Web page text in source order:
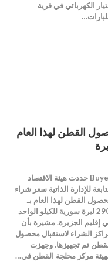
الكهربائي في قرية
القطن لهذا العام
Buyer حددت هيئة الاقتصاد
للإدارة الذاتية سعر شراء
القطن لهذا العام بـ
290 ليرة سورية للكيلو الواحد
إقليم الجزيرة. مشيرة بأن
الشراء لاستقبال محصول
تم تجهيزها. وجهزت
مركز محلجة القطن في…